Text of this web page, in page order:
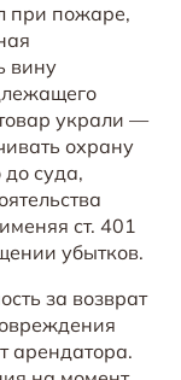
при пожаре,
вину
украли —
охрану
до суда,
ст. 401
убытков.
за возврат
арендатора.